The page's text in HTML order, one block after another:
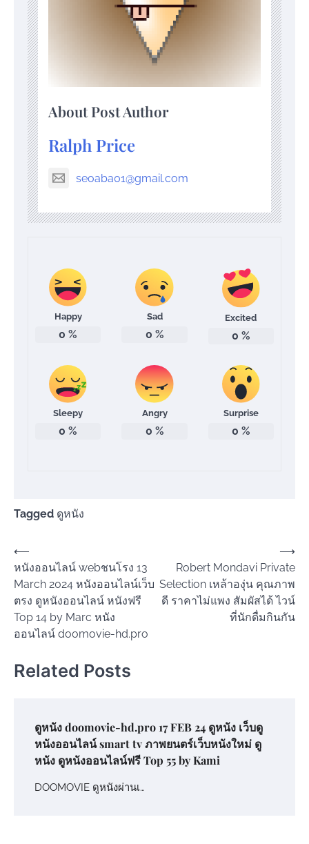
About Post Author
Ralph Price
seoaba01@gmail.com
Happy
0 %
Sad
0 %
Excited
0 %
Sleepy
0 %
Angry
0 %
Surprise
0 %
Tagged ดูหนัง
แนะแนว
เรื่อง
⟵
หนังออนไลน์ webชนโรง 13
March 2024 หนังออนไลน์เว็บ
ตรง ดูหนังออนไลน์ หนังฟรี
Top 14 by Marc หนัง
ออนไลน์ doomovie-hd.pro
Robert Mondavi Private
Selection เหล้าองุ่น คุณภาพ
ดี ราคาไม่แพง สัมผัสได้ ไวน์
ที่นักดื่มกินกัน
⟶
Related Posts
ดูหนัง doomovie-hd.pro 17 FEB 24 ดูหนัง เว็บดู
หนังออนไลน์ smart tv ภาพยนตร์เว็บหนังใหม่ ดู
หนัง ดูหนังออนไลน์ฟรี Top 55 by Kami
DOOMOVIE ดูหนังผ่านเ…